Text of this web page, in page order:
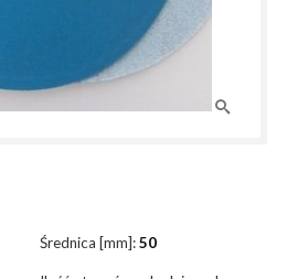
Średnica [mm]:50